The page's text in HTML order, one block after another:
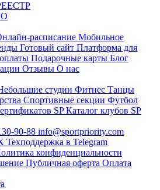
расписание Мобильное
Готовый сайт Платформа для
Подарочные карты Блог
Отзывы О нас
студии Фитнес Танцы
Спортивные секции Футбол
SPКаталог клубов SP
90-88 info@sportpriority.com
Техподдержка в Telegram
конфиденциальности
Публичная оферта Оплата